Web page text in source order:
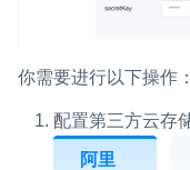
一站式实时互动模
SDK 拓展插件
拓展 SDK 能力，
你需要进行以下操作：
配置第三方云存
阿里